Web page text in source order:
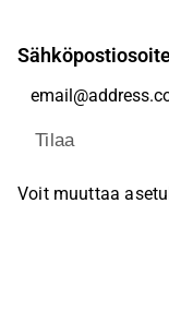
Tilaa
Voit muuttaa